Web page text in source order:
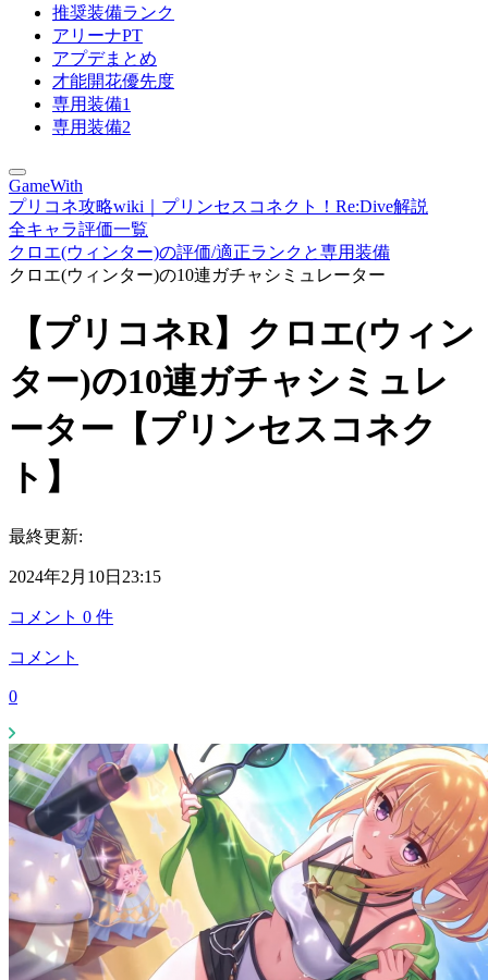
推奨装備ランク
アリーナPT
アプデまとめ
才能開花優先度
専用装備1
専用装備2
GameWith
プリコネ攻略wiki｜プリンセスコネクト！Re:Dive解説
全キャラ評価一覧
クロエ(ウィンター)の評価/適正ランクと専用装備
クロエ(ウィンター)の10連ガチャシミュレーター
【プリコネR】クロエ(ウィン
ター)の10連ガチャシミュレ
ーター【プリンセスコネク
ト】
最終更新:
2024年2月10日23:15
コメント 0 件
コメント
0